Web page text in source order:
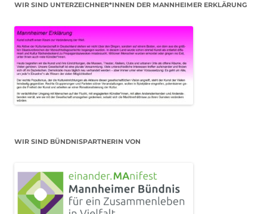
WIR SIND UNTERZEICHNER*INNEN DER MANNHEIMER ERKLÄRUNG
WIR SIND BÜNDNISPARTNERIN VON